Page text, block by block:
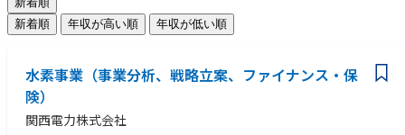
新着順
年収が高い順 年収が低い順
水素事業（事業分析、戦略立案、ファイナンス・保
険）
関西電力株式会社